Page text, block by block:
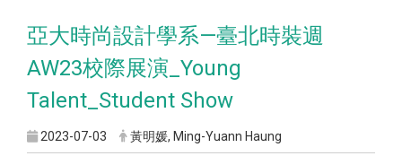
亞大時尚設計學系—臺北時裝週
AW23校際展演_Young
Talent_Student Show
2023-07-03 黃明媛, Ming-Yuann Haung